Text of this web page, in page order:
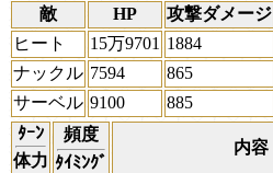
敵 HP 攻撃ダメージ
ヒート
15万9701 1884
ナックル 7594 865
サーベル 9100 885
ﾀｰﾝ
体力
頻度
ﾀｲﾐﾝｸﾞ
内容